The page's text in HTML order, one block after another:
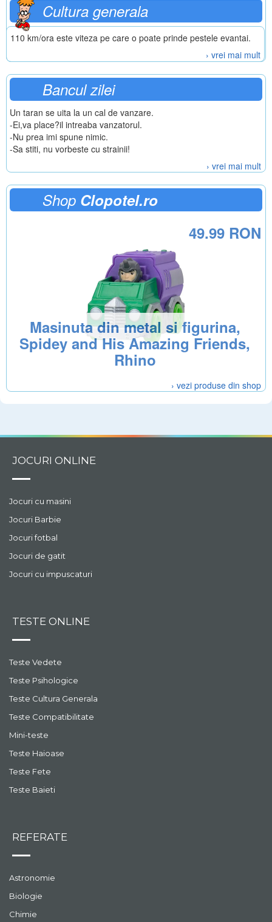
Cultura generala
110 km/ora este viteza pe care o poate prinde pestele evantai.
› vrei mai mult
Bancul zilei
Un taran se uita la un cal de vanzare.
-Ei,va place?il intreaba vanzatorul.
-Nu prea imi spune nimic.
-Sa stiti, nu vorbeste cu strainii!
› vrei mai mult
Shop Clopotel.ro
Masinuta din metal si figurina,
Spidey and His Amazing Friends,
Rhino
49.99 RON
› vezi produse din shop
JOCURI ONLINE
Jocuri cu masini
Jocuri Barbie
Jocuri fotbal
Jocuri de gatit
Jocuri cu impuscaturi
TESTE ONLINE
Teste Vedete
Teste Psihologice
Teste Cultura Generala
Teste Compatibilitate
Mini-teste
Teste Haioase
Teste Fete
Teste Baieti
REFERATE
Astronomie
Biologie
Chimie